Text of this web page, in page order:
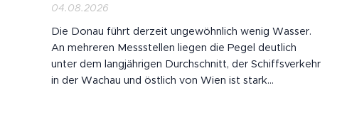
04.08.2026
Die Donau führt derzeit ungewöhnlich wenig Wasser.
An mehreren Messstellen liegen die Pegel deutlich
unter dem langjährigen Durchschnitt, der Schiffsverkehr
in der Wachau und östlich von Wien ist stark